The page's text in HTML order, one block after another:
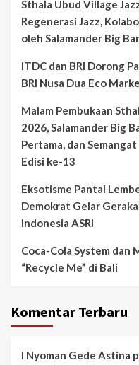
Sthala Ubud Village
Regenerasi Jazz,
oleh Salamander Big
ITDC dan BRI Dorong
BRI Nusa Dua Eco
Malam Pembukaan
2026, Salamander Big
Pertama, dan
Edisi ke-13
Eksotisme Pantai
Demokrat Gelar
Indonesia ASRI
Coca-Cola System
“Recycle Me” di Bali
Komentar Terbaru
I Nyoman Gede Astina